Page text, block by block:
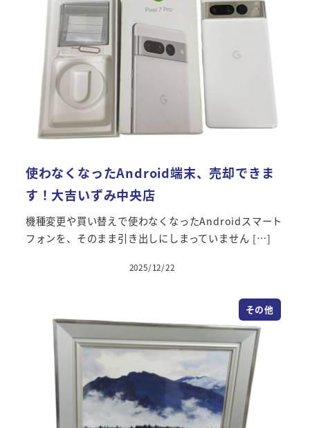
使わなくなったAndroid端末、売却できま
す！大吉いずみ中央店
機種変更や買い替えで使わなくなったAndroidスマート
フォンを、そのまま引き出しにしまっていません […]
2025/12/22
その他